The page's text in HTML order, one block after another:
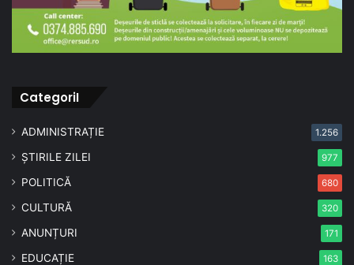
CategoriI
ADMINISTRAȚIE 1.256
ȘTIRILE ZILEI 977
POLITICĂ 680
CULTURĂ 320
ANUNȚURI 171
EDUCAȚIE 163